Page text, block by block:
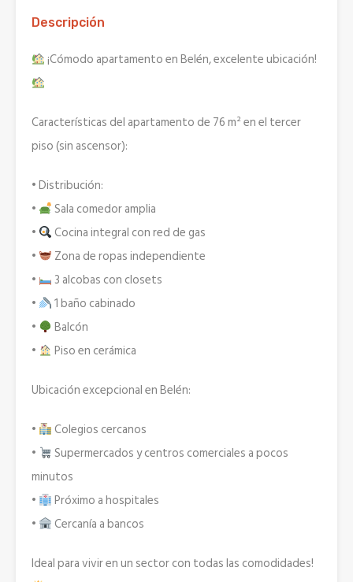
Descripción
¡Cómodo apartamento en Belén, excelente ubicación!
Características del apartamento de 76 m² en el tercer
piso (sin ascensor):
• Distribución:
•
Sala comedor amplia
•
Cocina integral con red de gas
•
Zona de ropas independiente
•
3 alcobas con closets
•
1 baño cabinado
•
Balcón
•
Piso en cerámica
Ubicación excepcional en Belén:
•
Colegios cercanos
•
Supermercados y centros comerciales a pocos
minutos
•
Próximo a hospitales
•
Cercanía a bancos
Ideal para vivir en un sector con todas las comodidades!